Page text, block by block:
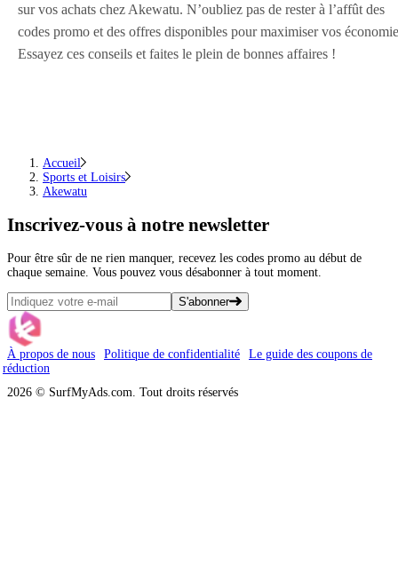
sur vos achats chez Akewatu. N’oubliez pas de rester à l’affût des
codes promo et des offres disponibles pour maximiser vos
Essayez ces conseils et faites le plein de bonnes affaires !
Accueil
Sports et Loisirs
Akewatu
Inscrivez-vous à notre newsletter
Pour être sûr de ne rien manquer, recevez les codes promo au début de
chaque semaine. Vous pouvez vous désabonner à tout moment.
S'abonner
À propos de nous Politique de confidentialité
Le guide des coupons de
réduction
2026 © SurfMyAds.com. Tout droits réservés